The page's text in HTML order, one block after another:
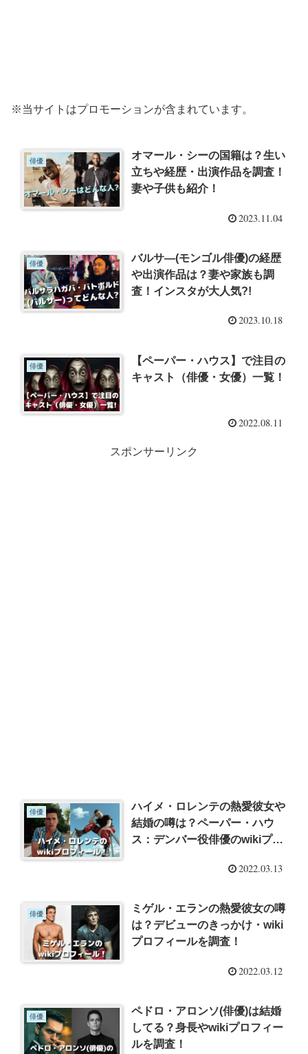
※当サイトはプロモーションが含まれています。
俳優
オマール・シーの国籍は？生い
立ちや経歴・出演作品を調査！
妻や子供も紹介！
2023.11.04
俳優
バルサ―(モンゴル俳優)の経歴
や出演作品は？妻や家族も調
査！インスタが大人気?!
2023.10.18
俳優
【ペーパー・ハウス】で注目の
キャスト（俳優・女優）一覧！
2022.08.11
スポンサーリンク
俳優
ハイメ・ロレンテの熱愛彼女や
結婚の噂は？ペーパー・ハウ
ス：デンバー役俳優のwikiプロ
2022.03.13
俳優
ミゲル・エランの熱愛彼女の噂
は？デビューのきっかけ・wiki
プロフィールを調査！
2022.03.12
俳優
ペドロ・アロンソ(俳優)は結婚
してる？身長やwikiプロフィー
ルを調査！